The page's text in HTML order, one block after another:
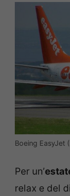
Boeing EasyJet
Per un’
relax e del